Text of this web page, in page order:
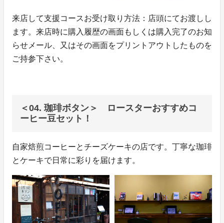
来店して支援コースお受け取り方法：店頭にてお渡しし
ます。来店時に購入履歴の画面もしくは購入完了のお知
らせメール、又はその画面をプリントアウトしたものを
ご持参下さい。
＜04. 珈琲ボタン＞ ロースターおすすめコ
ーヒー豆セット！
自家焙煎コーヒーとチーズケーキの店です。丁寧な珈琲
とケーキで日常に彩りを届けます。